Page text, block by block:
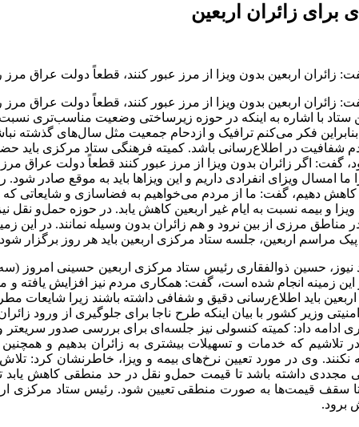
برای زائران اربعین
زائران اربعین بدون ویزا از مرز عبور کنند، قطعاً دولت عراق مرز
زائران اربعین بدون ویزا از مرز عبور کنند، قطعاً دولت عراق
جلسه این ستاد با اشاره به اینکه در حوزه زیرساختی وضعیت
فکر می‌کنم ترافیک و ازدحام جمعیت مثل سال‌های گذشته
در اطلاع‌رسانی باشد. کمیته فرهنگی ستاد مرکزی باید
گفت: اگر زائران بدون ویزا از مرز عبور کنند قطعاً دولت عراق
ما امسال ویزای انفرادی داریم و این ویزاها باید به موقع صادر
کاهش دهیم، گفت: ما از مردم می‌خواهیم به فضاسازی و شایعاتی
و بیمه نسبت به ایام غیر اربعین کاهش یابد. در حوزه حمل‌و
در مناطق مرزی از بین نرود و هم زائران بدون وسیله نمانند. در
مراسم اربعین، جلسه ستاد مرکزی اربعین باید هر روز برگزار
این زمینه انجام شده است، گفت: همکاری مردم نیز افزایش یافته
اربعین باید اطلاع‌رسانی دقیق و شفافی داشته باشند زیرا
وزیر کشور با بیان اینکه طرح ناجا برای جلوگیری از ورود
ادامه داد: کمیته کنسولی نیز جلسه‌ای برای بررسی صدور سریعتر
در تلاشیم که خدمات و تسهیلات بیشتری به زائران بدهیم و
وی در مورد تعیین نرخ‌های بیمه و ویزا، خاطرنشان کرد:
داشته باشد تا قیمت حمل‌و نقل در حد منطقی کاهش یابد تا
قیمت‌ها به صورت منطقی تعیین شود. رئیس ستاد مرکزی
برود.